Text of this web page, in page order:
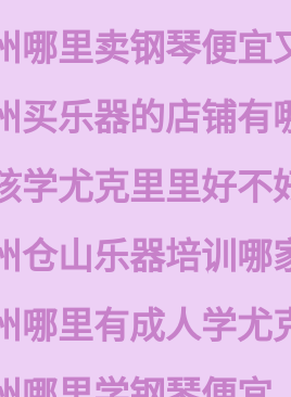
哪里卖钢琴便宜
买乐器的店铺有
学尤克里里好不
仓山乐器培训哪
哪里有成人学尤